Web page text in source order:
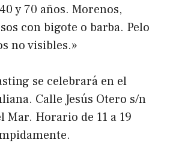
y 70 años. Morenos,
con bigote o barba. Pelo
no visibles.»
se celebrará en el
Calle Jesús Otero s/n
Mar. Horario de 11 a 19